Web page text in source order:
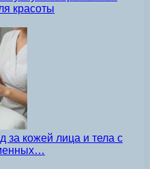
красоты
за кожей лица и тела с